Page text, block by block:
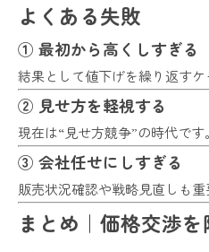
よくある失敗
① 最初から高くしすぎる
結果として値下げを繰り返すケ
② 見せ方を軽視する
現在は“見せ方競争”の時代です。
③ 会社任せにしすぎる
販売状況確認や戦略見直しも重
まとめ｜価格交渉